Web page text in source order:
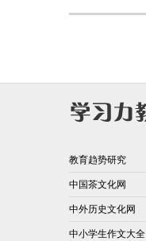
教育趋势研究
中国茶文化网
中外历史文化网
中小学生作文大全